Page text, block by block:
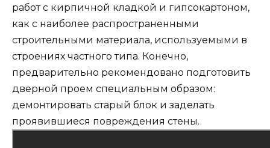
работ с кирпичной кладкой и гипсокартоном,
как с наиболее распространенными
строительными материала, используемыми в
строениях частного типа. Конечно,
предварительно рекомендовано подготовить
дверной проем специальным образом:
демонтировать старый блок и заделать
проявившиеся повреждения стены.